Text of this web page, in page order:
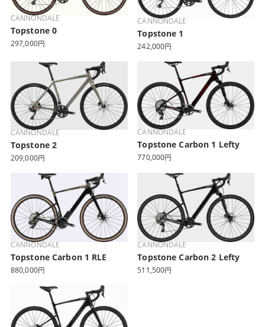
CANNONDALE
Topstone 0
297,000円
CANNONDALE
Topstone 1
242,000円
CANNONDALE
Topstone 2
209,000円
CANNONDALE
Topstone Carbon 1 Lefty
770,000円
CANNONDALE
Topstone Carbon 1 RLE
880,000円
CANNONDALE
Topstone Carbon 2 Lefty
511,500円